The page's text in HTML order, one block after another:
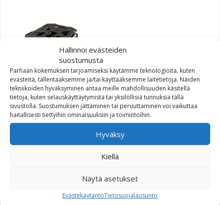
Hallinnoi evästeiden
suostumusta
Parhaan kokemuksen tarjoamiseksi käytämme teknologioita, kuten
evästeitä, tallentaaksemme ja/tai käyttääksemme laitetietoja. Näiden
tekniikoiden hyväksyminen antaa meille mahdollisuuden käsitellä
tietoja, kuten selauskäyttäytymistä tai yksilöllisiä tunnuksia tällä
sivustolla. Suostumuksen jättäminen tai peruuttaminen voi vaikuttaa
haitallisesti tiettyihin ominaisuuksiin ja toimintoihin.
Hyväksy
Kiellä
Näytä asetukset
EvästekäytäntöTietosuojalausunto
SW-Motech Alu-Rack
peräteline Suzuki
DL650/DL1000 V-Strom